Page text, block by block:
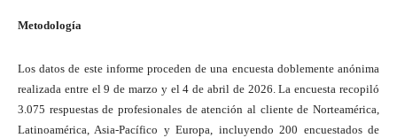
Metodología
Los datos de este informe proceden de una encuesta doblemente anónima
realizada entre el 9 de marzo y el 4 de abril de 2026. La encuesta recopiló
3.075 respuestas de profesionales de atención al cliente de Norteamérica,
Latinoamérica, Asia-Pacífico y Europa, incluyendo 200 encuestados de